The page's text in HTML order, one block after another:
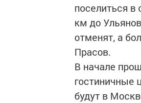
поселиться
км до
отменят, а
Прасов.
В начале
гостиничные
будут в